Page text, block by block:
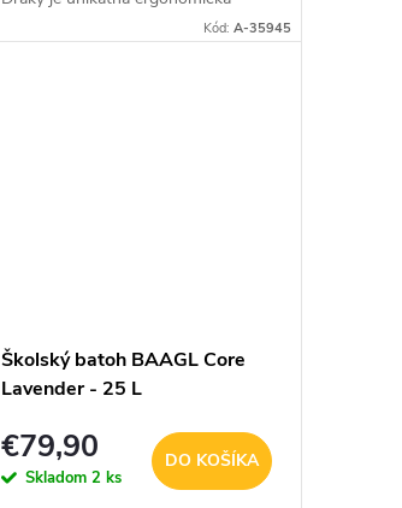
aktovka pre chlapcov od 1. ročníka
Kód: A-35945
Školský batoh BAAGL Core
Lavender - 25 L
€79,90
Skladom 2 ks
DO KOŠÍKA